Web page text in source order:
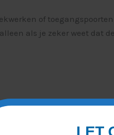
of
als je zeker weet dat
LET